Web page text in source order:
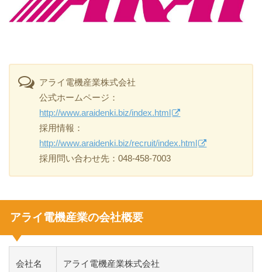
アライ電機産業株式会社
公式ホームページ：
http://www.araidenki.biz/index.html
採用情報：
http://www.araidenki.biz/recruit/index.html
採用問い合わせ先：048-458-7003
アライ電機産業の会社概要
会社名 アライ電機産業株式会社